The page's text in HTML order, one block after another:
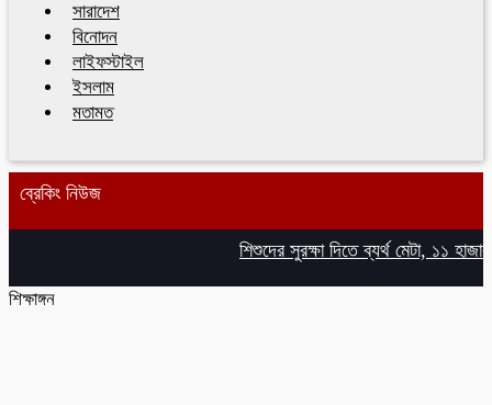
সারাদেশ
বিনোদন
লাইফস্টাইল
ইসলাম
মতামত
ব্রেকিং নিউজ
শিশুদের সুরক্ষা দিতে ব্যর্থ মেটা, ১১ হাজার
শিক্ষাঙ্গন